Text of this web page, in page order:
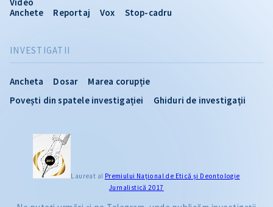
INVESTIGATII
Ancheta Dosar
Marea corupție
Povești din spatele investigației
Ghiduri de investigații
Anchete
Reportaj Vox Stop-cadru
Laureat al Premiului Naţional de Etică și Deontologie
Jurnalistică 2017